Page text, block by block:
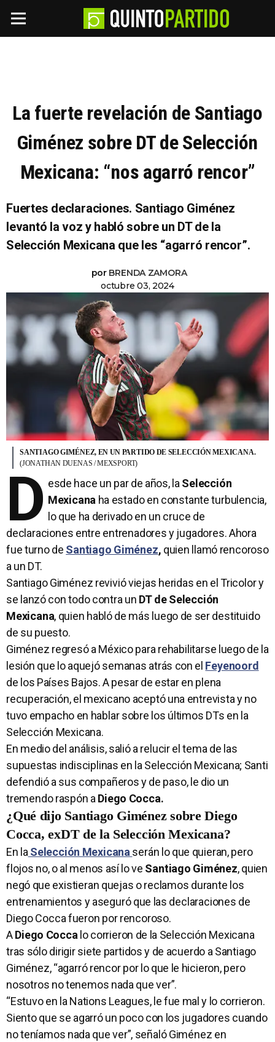
La fuerte revelación de Santiago
Giménez sobre DT de Selección
Mexicana: “nos agarró rencor”
Fuertes declaraciones. Santiago Giménez
levantó la voz y habló sobre un DT de la
Selección Mexicana que les “agarró rencor”.
por BRENDA ZAMORA
octubre 03, 2024
SANTIAGO GIMÉNEZ, EN UN PARTIDO DE SELECCIÓN MEXICANA.
(JONATHAN DUENAS / MEXSPORT)
D esde hace un par de años, laSelección
Mexicana ha estado en constante turbulencia,
lo que ha derivado en un cruce de
declaraciones entre entrenadores y jugadores. Ahora
fue turno de Santiago Giménez, quien llamó rencoroso
a un DT.
Santiago Giménez revivió viejas heridas en el Tricolor y
se lanzó con todo contra un DT de Selección
Mexicana, quien habló de más luego de ser destituido
de su puesto.
Giménez regresó a México para rehabilitarse luego de la
lesión que lo aquejó semanas atrás con el Feyenoord
de los Países Bajos. A pesar de estar en plena
recuperación, el mexicano aceptó una entrevista y no
tuvo empacho en hablar sobre los últimos DTs en la
Selección Mexicana.
En medio del análisis, salió a relucir el tema de las
supuestas indisciplinas en la Selección Mexicana; Santi
defendió a sus compañeros y de paso, le dio un
tremendo raspón aDiego Cocca.
¿Qué dijo Santiago Giménez sobre Diego
Cocca, exDT de la Selección Mexicana?
En la Selección Mexicanaserán lo que quieran, pero
flojos no, o al menos así lo ve Santiago Giménez, quien
negó que existieran quejas o reclamos durante los
entrenamientos y aseguró que las declaraciones de
Diego Coccafueron por rencoroso.
ADiego Cocca lo corrieron de la Selección Mexicana
tras sólo dirigir siete partidos y de acuerdo a Santiago
Giménez, “agarró rencor por lo que le hicieron, pero
nosotros no tenemos nada que ver”.
“Estuvo en la Nations Leagues, le fue mal y lo corrieron.
Siento que se agarró un poco con los jugadores cuando
no teníamos nada que ver”, señaló Giménez en